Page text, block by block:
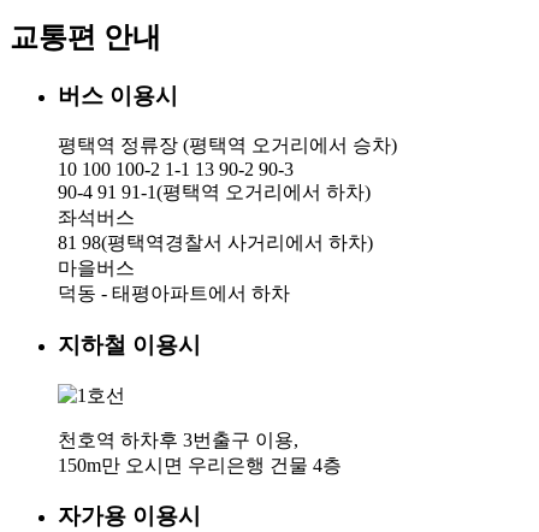
교통편 안내
버스 이용시
평택역 정류장 (평택역 오거리에서 승차)
10 100 100-2 1-1 13 90-2 90-3
90-4 91 91-1(평택역 오거리에서 하차)
좌석버스
81 98(평택역경찰서 사거리에서 하차)
마을버스
덕동 - 태평아파트에서 하차
지하철 이용시
천호역 하차후 3번출구 이용,
150m만 오시면 우리은행 건물 4층
자가용 이용시